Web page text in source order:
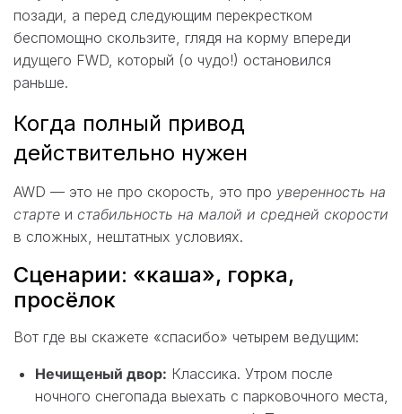
позади, а перед следующим перекрестком
беспомощно скользите, глядя на корму впереди
идущего FWD, который (о чудо!) остановился
раньше.
Когда полный привод
действительно нужен
AWD — это не про скорость, это про уверенность на
старте и стабильность на малой и средней скорости
в сложных, нештатных условиях.
Сценарии: «каша», горка,
просёлок
Вот где вы скажете «спасибо» четырем ведущим:
Нечищеный двор: Классика. Утром после
ночного снегопада выехать с парковочного места,